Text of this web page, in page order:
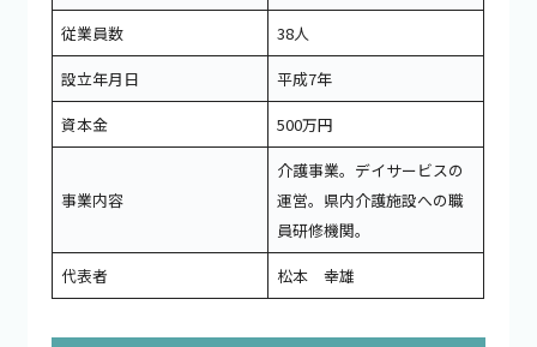
従業員数
38人
設立年月日
平成7年
資本金
500万円
事業内容
介護事業。デイサービスの
運営。県内介護施設への職
員研修機関。
代表者
松本 幸雄